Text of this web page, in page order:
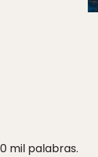
mil palabras.